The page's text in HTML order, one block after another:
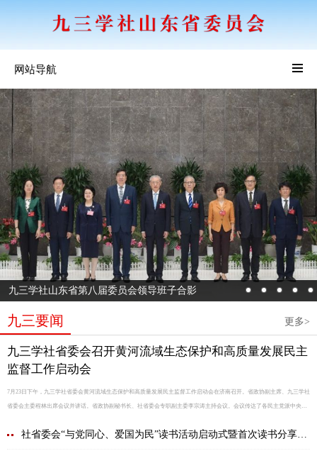
网站导航
九三学社山东省第八届委员会领导班子合影
更多>
九三要闻
九三学社省委会召开黄河流域生态保护和高质量发展民主
监督工作启动会
7月23日下午，九三学社省委会黄河流域生态保护和高质量发展民主监督工作启动会在济南召开。省政协副主席、九三学社
省委会主委程林出席会议并讲话。省政协副秘书长、社省委会专职副主委李宗涛主持会议。会议传达了各民主党派中央、
社省委会“与党同心、爱国为民”读书活动启动式暨首次读书分享会